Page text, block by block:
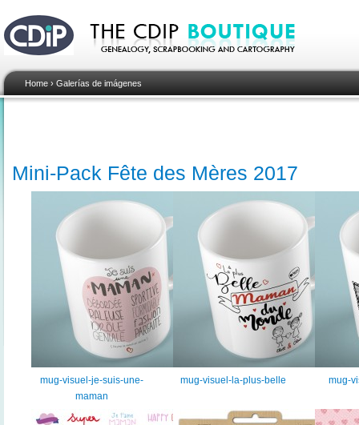
Home › Galerías de imágenes
Mini-Pack Fête des Mères 2017
mug-visuel-je-suis-une-
maman
mug-visuel-la-plus-belle
mug-